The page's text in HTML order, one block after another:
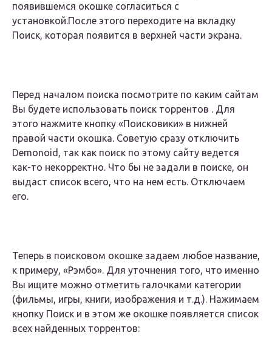
появившемся окошке согласиться с
установкой.После этого переходите на вкладку
Поиск, которая появится в верхней части экрана.
Перед началом поиска посмотрите по каким сайтам
Вы будете использовать поиск торрентов . Для
этого нажмите кнопку «Поисковики» в нижней
правой части окошка. Советую сразу отключить
Demonoid, так как поиск по этому сайту ведется
как-то некорректно. Что бы не задали в поиске, он
выдаст список всего, что на нем есть. Отключаем
его.
Теперь в поисковом окошке задаем любое название,
к примеру, «Рэмбо». Для уточнения того, что именно
Вы ищите можно отметить галочками категории
(фильмы, игры, книги, изображения и т.д.). Нажимаем
кнопку Поиск и в этом же окошке появляется список
всех найденных торрентов: